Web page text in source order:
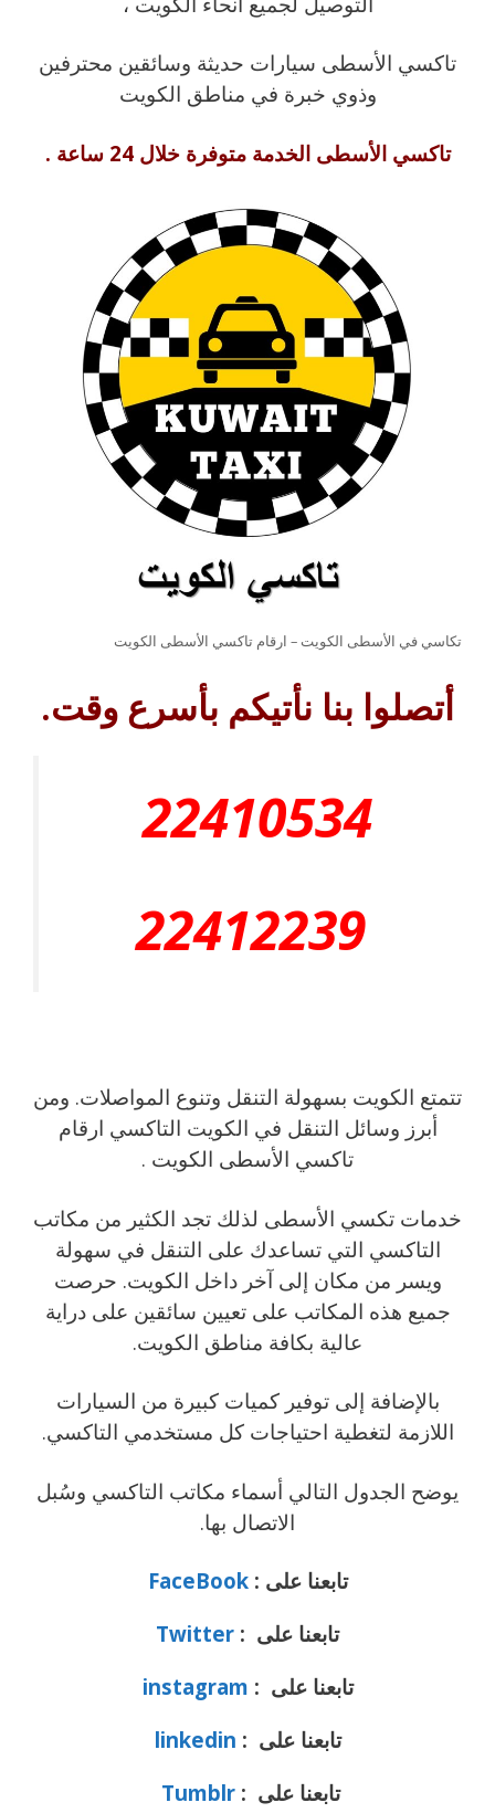
تاكسي الأسطى سيارات حديثة وسائقين محترفين
وذوي خبرة في مناطق الكويت
تاكسي الأسطى الخدمة متوفرة خلال 24 ساعة .
تكاسي في الأسطى الكويت – ارقام تاكسي الأسطى الكويت
أتصلوا بنا نأتيكم بأسرع وقت.
22410534
22412239
تتمتع الكويت بسهولة التنقل وتنوع المواصلات. ومن
أبرز وسائل التنقل في الكويت التاكسي ارقام
تاكسي الأسطى الكويت .
خدمات تكسي الأسطى لذلك تجد الكثير من مكاتب
التاكسي التي تساعدك على التنقل في سهولة
ويسر من مكان إلى آخر داخل الكويت. حرصت
جميع هذه المكاتب على تعيين سائقين على دراية
عالية بكافة مناطق الكويت.
بالإضافة إلى توفير كميات كبيرة من السيارات
اللازمة لتغطية احتياجات كل مستخدمي التاكسي.
يوضح الجدول التالي أسماء مكاتب التاكسي وسُبل
الاتصال بها.​​
تابعنا على :FaceBook
تابعنا على : Twitter
تابعنا على : instagram
تابعنا على : linkedin
تابعنا على :Tumblr